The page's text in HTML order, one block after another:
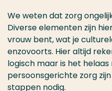
We weten dat zorg
Diverse elementen zijn
vrouw bent, wat je
enzovoorts. Hier altijd
logisch maar is het
persoonsgerichte zorg
stappen nodig.